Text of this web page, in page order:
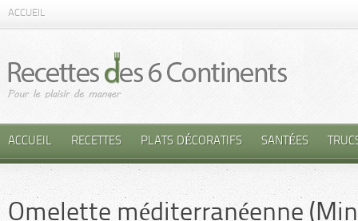
ACCUEIL
ACCUEIL RECETTES PLATS DÉCORATIFS SANTÉES
Omelette méditerranéenne